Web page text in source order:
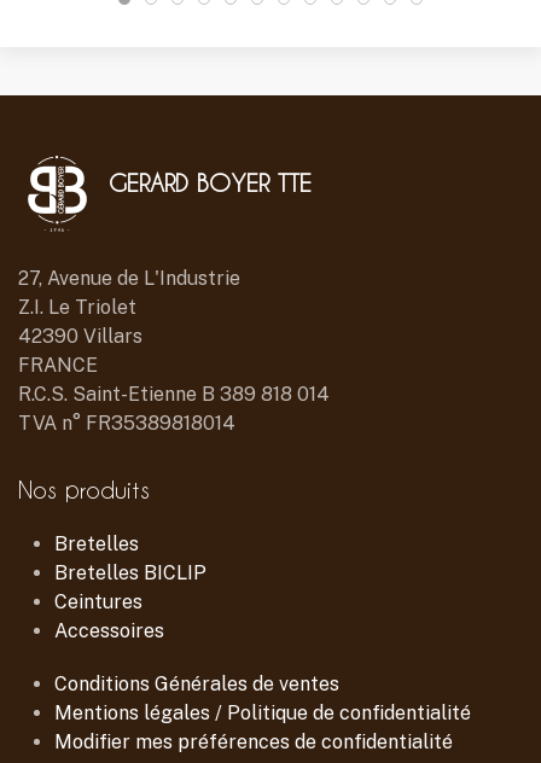
GERARD BOYER TTE
27, Avenue de L'Industrie
Z.I. Le Triolet
42390 Villars
FRANCE
R.C.S. Saint-Etienne B 389 818 014
TVA n° FR35389818014
Nos produits
Bretelles
Bretelles BICLIP
Ceintures
Accessoires
Conditions Générales de ventes
Mentions légales / Politique de confidentialité
Modifier mes préférences de confidentialité